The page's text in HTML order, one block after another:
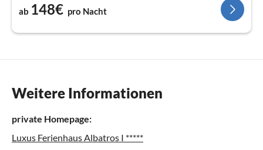
ab 148€ pro Nacht
Weitere Informationen
private Homepage:
Luxus Ferienhaus Albatros I *****